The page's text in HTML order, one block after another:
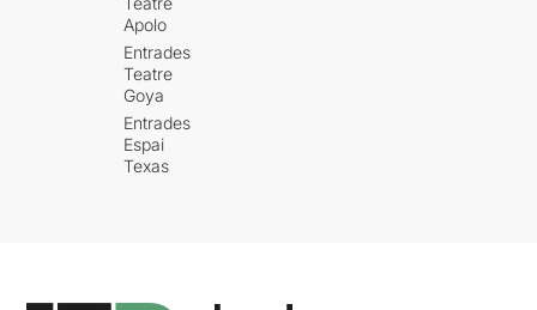
Apolo
Entrades
Teatre
Goya
Entrades
Espai
Texas